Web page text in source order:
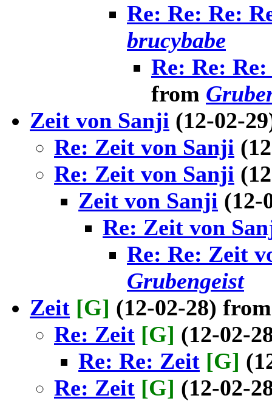
Re: Re: Re:
brucybabe
Re: Re:
from
Zeit von Sanji (12-02-
Re: Zeit von Sanji
Re: Zeit von Sanji
Zeit von Sanji (12-
Re: Zeit von
Re: Re: Zeit
Grubengeist
Zeit [G] (12-02-28)
Re: Zeit [G] (12-02-
Re: Re: Zeit [G]
Re: Zeit [G] (12-02-